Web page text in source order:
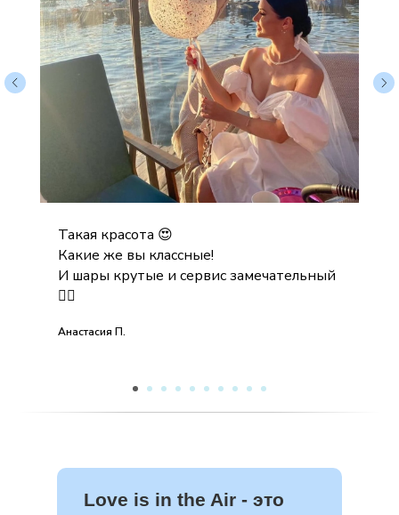
Такая красота 😍
Какие же вы классные!
И шары крутые и сервис замечательный
👍🏻
Анастасия П.
Love is in the Air - это